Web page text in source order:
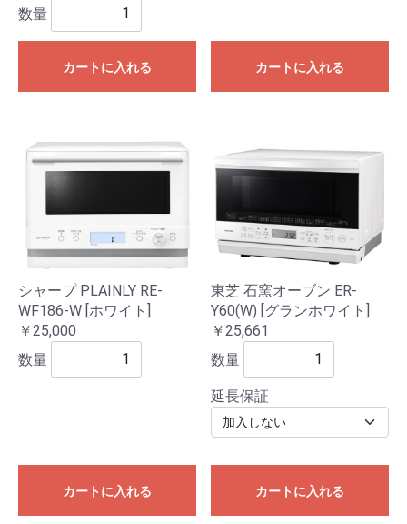
数量
カートに入れる カートに入れる
シャープ PLAINLY RE-
WF186-W [ホワイト]
￥25,000
数量
カートに入れる
東芝 石窯オーブン ER-
Y60(W) [グランホワイト]
￥25,661
数量
延長保証
カートに入れる